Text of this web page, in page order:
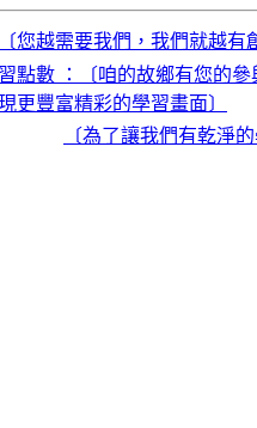
您越需要我們，我們就越有
點數 ：〔咱的故鄉有您的
更豐富精彩的學習畫面〕
〔為了讓我們有乾淨